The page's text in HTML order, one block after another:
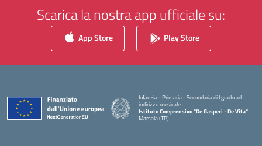
Scarica la nostra app ufficiale su:
App Store Play Store
Infanzia - Primaria - Secondaria di I grado ad
indirizzo musicale
Istituto Comprensivo "De Gasperi - De Vita"
Marsala (TP)